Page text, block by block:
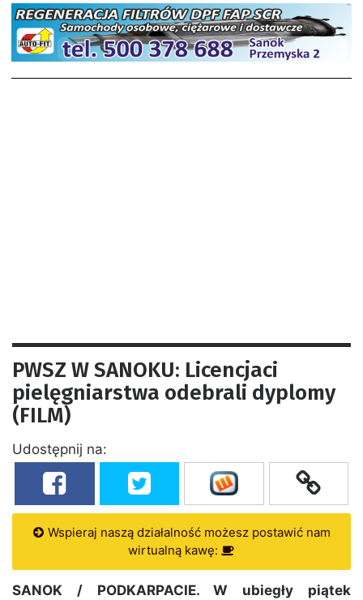
PWSZ W SANOKU: Licencjaci
pielęgniarstwa odebrali dyplomy
(FILM)
Udostępnij na:
Wspieraj naszą działalność możesz postawić nam
wirtualną kawę:
SANOK / PODKARPACIE. W ubiegły piątek